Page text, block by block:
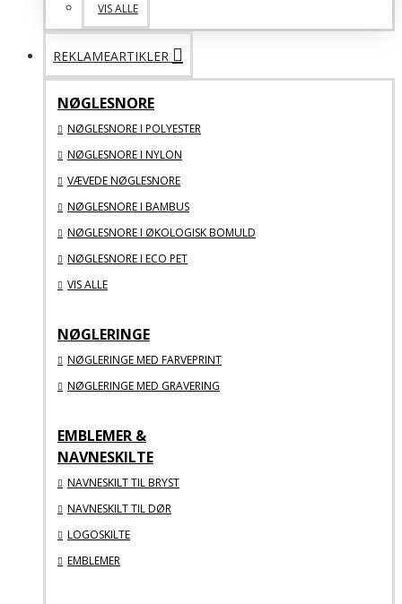
VIS ALLE
REKLAMEARTIKLER
NØGLESNORE
NØGLESNORE I POLYESTER
NØGLESNORE I NYLON
VÆVEDE NØGLESNORE
NØGLESNORE I BAMBUS
NØGLESNORE I ØKOLOGISK BOMULD
NØGLESNORE I ECO PET
VIS ALLE
NØGLERINGE
NØGLERINGE MED FARVEPRINT
NØGLERINGE MED GRAVERING
EMBLEMER &
NAVNESKILTE
NAVNESKILT TIL BRYST
NAVNESKILT TIL DØR
LOGOSKILTE
EMBLEMER